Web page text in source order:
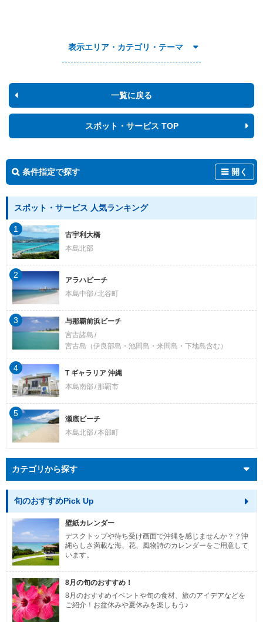
表示エリア・カテゴリ・テーマ
一覧に戻る
スポット・サービス TOP
条件指定で探す 開く
スポット・サービス 人気ランキング
古宇利大橋
本島北部
1
アラハビーチ
本島中部 北谷町
2
与那覇前浜ビーチ
宮古諸島
宮古島（伊良部島・池間島・来間島・下地島含む）
3
T ギャラリア 沖縄
本島南部
那覇市
4
瀬底ビーチ
本島北部 本部町
5
カテゴリから探す
旬のおすすめPick Up
壁紙カレンダー
デスクトップや待ち受け画面で沖縄を感じませんか？？沖
縄らしさ満載な海、花、風物詩のカレンダーをご用意して
います。
8月の旬のおすすめ！
8月のおすすめイベントや旬の食材、旅のアイデアなどを
ご紹介！お盆休みや夏休みを楽しもう♪